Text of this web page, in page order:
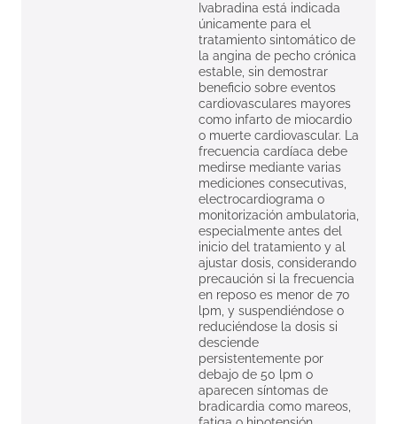
Ivabradina está indicada
únicamente para el
tratamiento sintomático de
la angina de pecho crónica
estable, sin demostrar
beneficio sobre eventos
cardiovasculares mayores
como infarto de miocardio
o muerte cardiovascular. La
frecuencia cardíaca debe
medirse mediante varias
mediciones consecutivas,
electrocardiograma o
monitorización ambulatoria,
especialmente antes del
inicio del tratamiento y al
ajustar dosis, considerando
precaución si la frecuencia
en reposo es menor de 70
lpm, y suspendiéndose o
reduciéndose la dosis si
desciende
persistentemente por
debajo de 50 lpm o
aparecen síntomas de
bradicardia como mareos,